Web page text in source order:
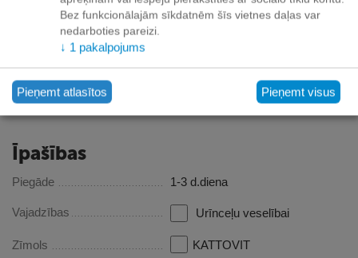
Analītiskās sastāvdaļas: kopproteīns 4,0%, tauku saturs 3,0%,
koppelni 1,5%, kopšķiedra 1,0%, mitruma saturs 86,0%,
magnijs 0,01%. Bez cukura – pilnīgi bez krāsvielām un
Ražotājs: Finnern, Vācija
Īpašības
Piegāde 1-3 d.diena
Vajadzības Urīnceļu veselībai
Zīmols KATTOVIT
Bez funkcionālajām sīkdatnēm šīs vietnes daļas var
nedarboties pareizi.
↓ 1 pakalpojums
Pieņemt atlasītos Pieņemt visus